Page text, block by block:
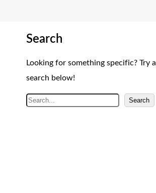
Search
Looking for something specific? Try a
search below!
A
Search